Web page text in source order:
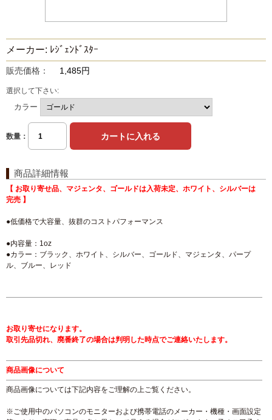
メーカー: ﾚｼﾞｪﾝﾄﾞｽﾀｰ
販売価格： 1,485円
選択して下さい:
カラー
数量：
商品詳細情報
【 お取り寄せ品、マジェンタ、ゴールドは入荷未定、ホワイト、シルバーは
完売 】
●低価格で大容量、抜群のコストパフォーマンス
●内容量：1oz
●カラー：ブラック、ホワイト、シルバー、ゴールド、マジェンタ、パープ
ル、ブルー、レッド
お取り寄せになります。
取引先品切れ、廃番終了の場合は判明した時点でご連絡いたします。
商品画像について
商品画像については下記内容をご理解の上ご覧ください。
※ご使用中のパソコンのモニターおよび携帯電話のメーカー・機種・画面設定